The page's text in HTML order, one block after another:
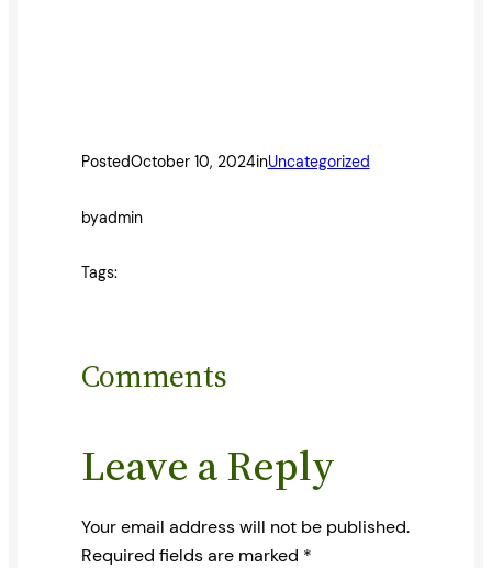
PostedOctober 10, 2024inUncategorized
byadmin
Tags:
Comments
Leave a Reply
Your email address will not be published.
Required fields are marked *